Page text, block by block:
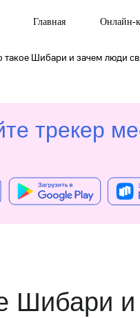
Главная Онлайн-
такое Шибари и зачем люди
трекер
Шибари